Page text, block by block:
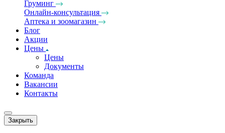
Груминг
Онлайн-консультация
Аптека и зоомагазин
Блог
Акции
Цены
Цены
Документы
Команда
Вакансии
Контакты
Закрыть